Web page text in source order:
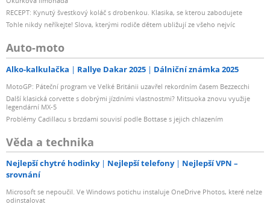
RECEPT: Kynutý švestkový koláč s drobenkou. Klasika, se kterou zabodujete
Tohle nikdy neříkejte! Slova, kterými rodiče dětem ubližují ze všeho nejvíc
Auto-moto
Alko-kalkulačka Rallye Dakar 2025 Dálniční známka 2025
MotoGP: Páteční program ve Velké Británii uzavřel rekordním časem Bezzecchi
Další klasická corvette s dobrými jízdními vlastnostmi? Mitsuoka znovu využije
legendární MX-5
Problémy Cadillacu s brzdami souvisí podle Bottase s jejich chlazením
Věda a technika
Nejlepší chytré hodinky Nejlepší telefony
Nejlepší VPN –
srovnání
Microsoft se nepoučil. Ve Windows potichu instaluje OneDrive Photos, které nelze
odinstalovat